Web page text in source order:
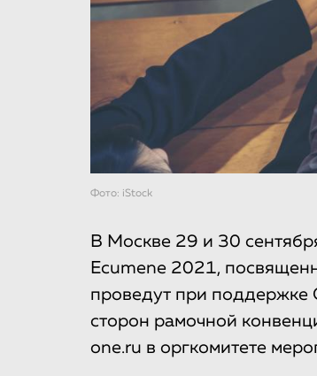
Фото: iStock
В Москве 29 и 30
Ecumene 2021,
проведут при
сторон рамочной
one.ru в оргкомитете